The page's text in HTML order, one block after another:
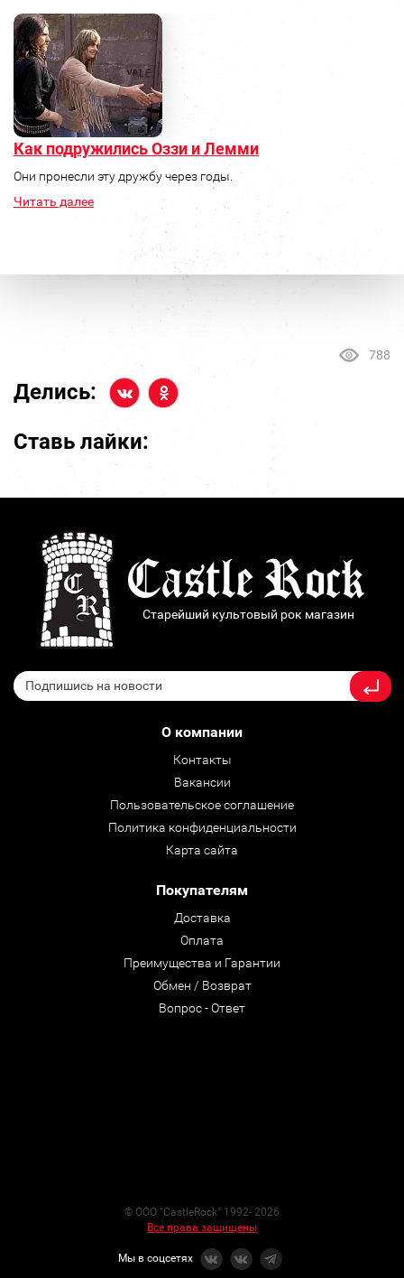
Как подружились Оззи и Лемми
Они пронесли эту дружбу через годы.
Читать далее
788
Делись:
Ставь лайки:
Старейший культовый рок магазин
О компании
Контакты
Вакансии
Пользовательское соглашение
Политика конфиденциальности
Карта сайта
Покупателям
Доставка
Оплата
Преимущества и Гарантии
Обмен / Возврат
Вопрос - Ответ
© ООО "CastleRock" 1992- 2026
Все права защищены
Мы в соцсетях